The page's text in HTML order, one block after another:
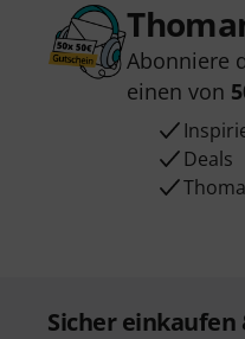
Abonniere
einen von
Deals
Sicher einkaufen